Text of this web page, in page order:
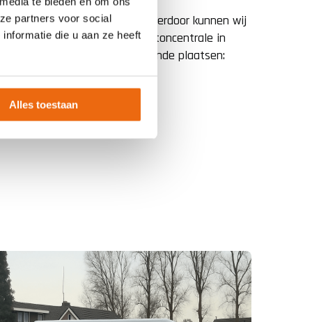
partners voor social
die u aan ze heeft
Alles toestaan
zich door heel Nederland. Hierdoor kunnen wij
leveren. Wij hebben een betoncentrale in
ook beton in de volgende plaatsen: